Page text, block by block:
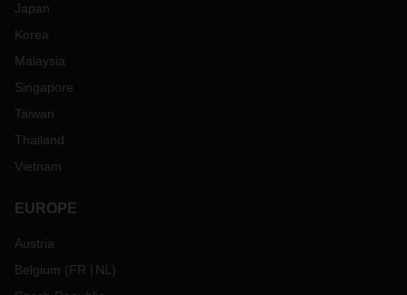
Japan
Korea
Malaysia
Singapore
Taiwan
Thailand
Vietnam
EUROPE
Austria
Belgium (FR NL )